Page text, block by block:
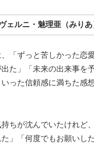
ェルニ・魅理亜（みりあ
「ずっと苦しかった恋
た」「未来の出来事を
った信頼感に満ちた感
持ちが沈んでいたけれど
」「何度でもお願いし